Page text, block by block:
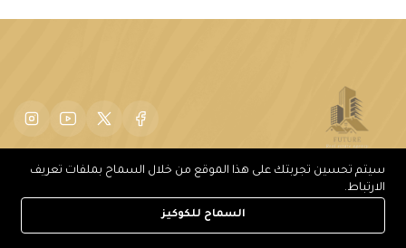
سيتم تحسين تجربتك على هذا الموقع من خلال السماح بملفات تعريف
الارتباط.
السماح للكوكيز